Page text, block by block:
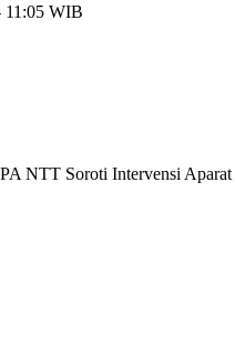
11:05 WIB
NTT Soroti Intervensi